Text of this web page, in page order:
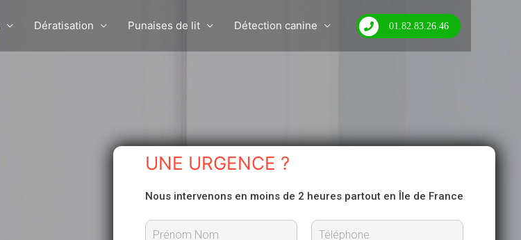
Dératisation Punaises de lit Détection canine 01.82.83.26.46
UNE URGENCE ?
Nous intervenons en moins de 2 heures partout en Île de France